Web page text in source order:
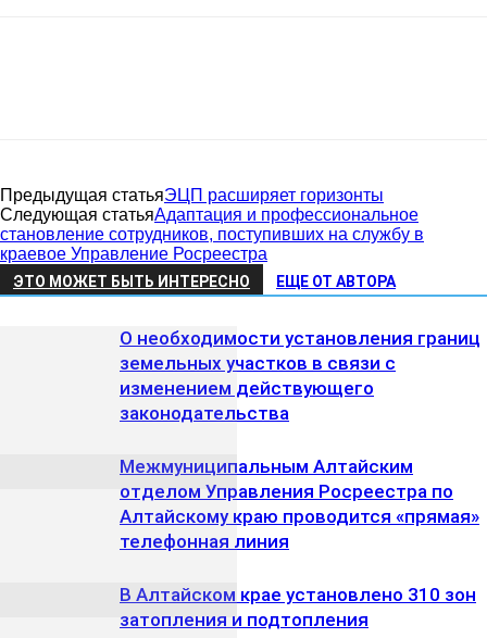
Предыдущая статьяЭЦП расширяет горизонты
Следующая статьяАдаптация и профессиональное
становление сотрудников, поступивших на службу в
краевое Управление Росреестра
ЭТО МОЖЕТ БЫТЬ ИНТЕРЕСНО ЕЩЕ ОТ АВТОРА
О необходимости установления границ
земельных участков в связи с
изменением действующего
законодательства
Межмуниципальным Алтайским
отделом Управления Росреестра по
Алтайскому краю проводится «прямая»
телефонная линия
В Алтайском крае установлено 310 зон
затопления и подтопления